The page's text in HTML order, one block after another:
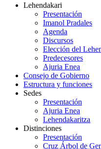
Lehendakari
Presentación
Imanol Pradales
Agenda
Discursos
Elección del
Predecesores
Ajuria Enea
Consejo de Gobierno
Estructura y funciones
Sedes
Presentación
Ajuria Enea
Lehendakaritza
Distinciones
Presentación
Cruz Árbol de